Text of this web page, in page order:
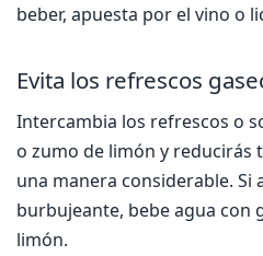
beber, apuesta por el vino o
Evita los refrescos
Intercambia los refrescos o
o zumo de limón y reducirás
una manera considerable. Si
burbujeante, bebe agua con
limón.